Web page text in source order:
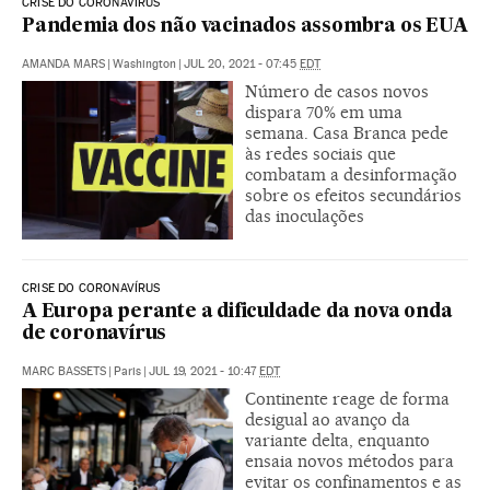
Pandemia dos não vacinados assombra os EUA
AMANDA MARS | Washington | JUL 20, 2021 - 07:45 EDT
Número de casos novos
dispara 70% em uma
semana. Casa Branca pede
às redes sociais que
combatam a desinformação
sobre os efeitos secundários
das inoculações
CRISE DO CORONAVÍRUS
A Europa perante a dificuldade da nova onda
de coronavírus
MARC BASSETS | Paris | JUL 19, 2021 - 10:47EDT
Continente reage de forma
desigual ao avanço da
variante delta, enquanto
ensaia novos métodos para
evitar os confinamentos e as